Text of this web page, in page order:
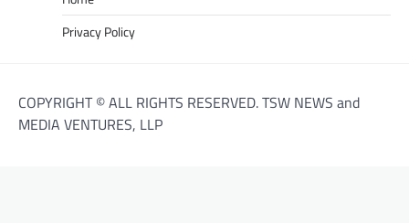
Privacy Policy
COPYRIGHT © ALL RIGHTS RESERVED. TSW NEWS and
MEDIA VENTURES, LLP